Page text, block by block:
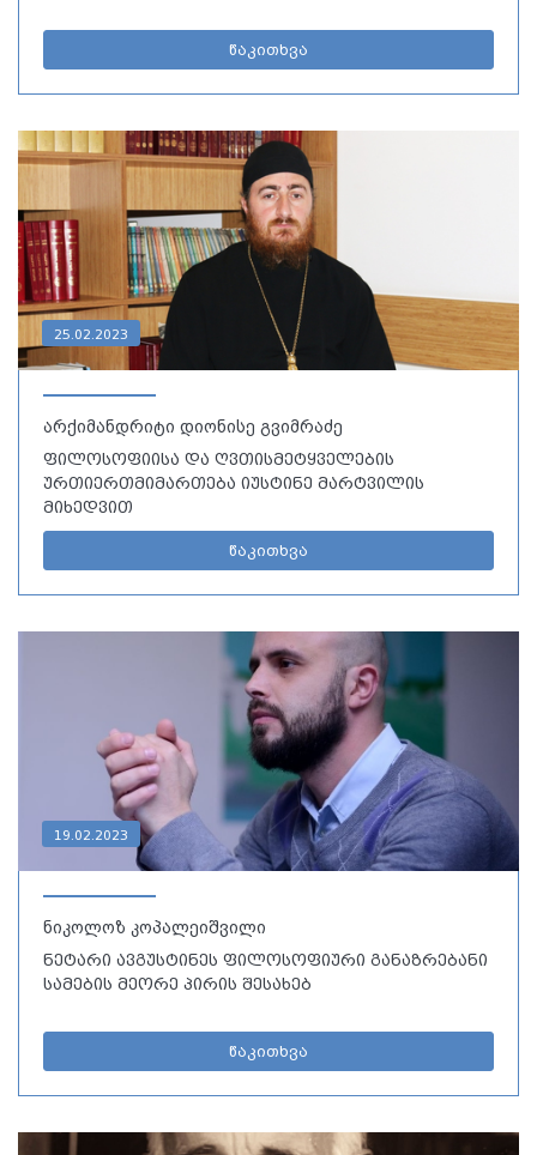
წაკითხვა
25.02.2023
არქიმანდრიტი დიონისე გვიმრაძე
ფილოსოფიისა და ღვთისმეტყველების
ურთიერთმიმართება იუსტინე მარტვილის
მიხედვით
წაკითხვა
19.02.2023
ნიკოლოზ კოპალეიშვილი
ნეტარი ავგუსტინეს ფილოსოფიური განაზრებანი
სამების მეორე პირის შესახებ
წაკითხვა